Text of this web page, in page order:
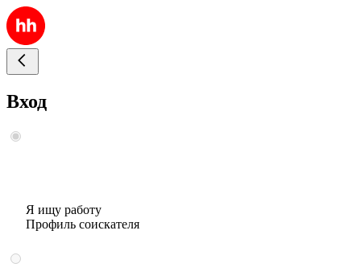
Вход
Я ищу работу
Профиль соискателя